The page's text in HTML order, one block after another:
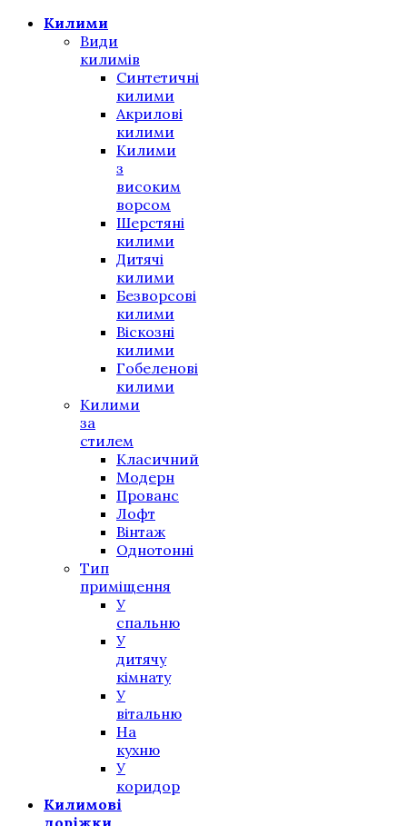
Килими
Види
килимів
Синтетичні
килими
Акрилові
килими
Килими
з
високим
ворсом
Шерстяні
килими
Дитячі
килими
Безворсові
килими
Віскозні
килими
Гобеленові
килими
Килими
за
стилем
Класичний
Модерн
Прованс
Лофт
Вінтаж
Однотонні
Тип
приміщення
У
спальню
У
дитячу
кімнату
У
вітальню
На
кухню
У
коридор
Килимові
доріжки